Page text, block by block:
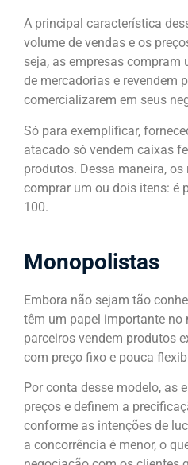
A principal característica
volume de vendas e os
seja, as empresas compram
de mercadorias e revendem
comercializarem em seus
Só para exemplificar,
atacado só vendem caixas
produtos. Dessa maneira,
comprar um ou dois itens: é
100.
Monopolistas
Embora não sejam tão
têm um papel importante no
parceiros vendem produtos
com preço fixo e pouca
Por conta desse modelo, as
preços e definem a
conforme as intenções de
a concorrência é menor, o